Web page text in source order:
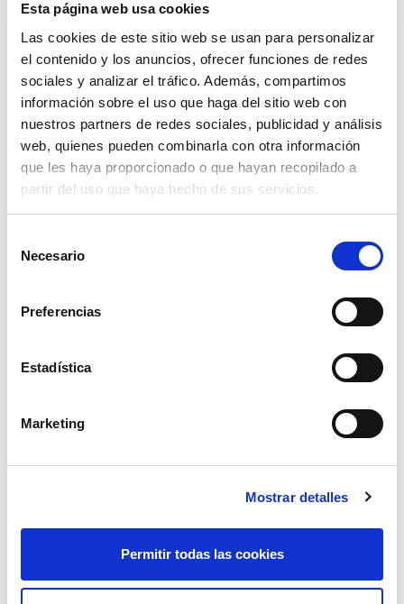
Esta página web usa cookies
Las cookies de este sitio web se usan para personalizar
el contenido y los anuncios, ofrecer funciones de redes
sociales y analizar el tráfico. Además, compartimos
información sobre el uso que haga del sitio web con
nuestros partners de redes sociales, publicidad y análisis
web, quienes pueden combinarla con otra información
que les haya proporcionado o que hayan recopilado a
partir del uso que haya hecho de sus servicios.
Necesario
Preferencias
Estadística
Marketing
Mostrar detalles
Permitir todas las cookies
tornillo para martillo rm 46
14,50€ comprar
tornillo rotovator din 961 10,9 16x60